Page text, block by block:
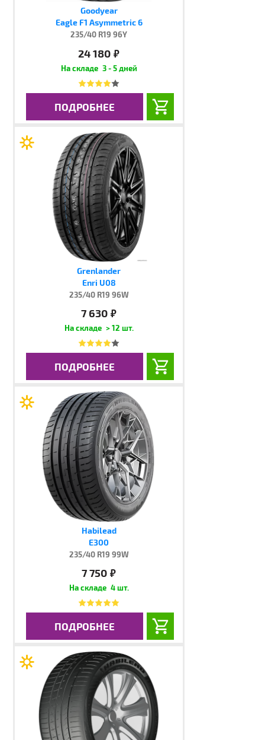
Goodyear
Eagle F1 Asymmetric 6
235/40 R19 96Y
24 180 руб.
3 - 5 дней
ПОДРОБНЕЕ
Grenlander
Enri U08
235/40 R19 96W
7 630 руб.
> 12 шт.
ПОДРОБНЕЕ
Habilead
E300
235/40 R19 99W
7 750 руб.
4 шт.
ПОДРОБНЕЕ